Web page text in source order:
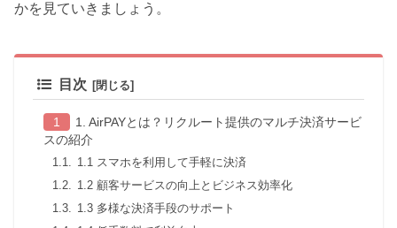
かを見ていきましょう。
目次
1. AirPAYとは？リクルート提供のマルチ決済サービ
スの紹介
1.1 スマホを利用して手軽に決済
1.2 顧客サービスの向上とビジネス効率化
1.3 多様な決済手段のサポート